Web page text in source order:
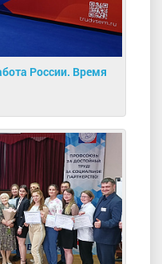
России. Время